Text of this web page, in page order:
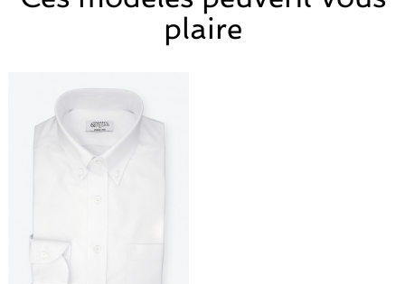
plaire